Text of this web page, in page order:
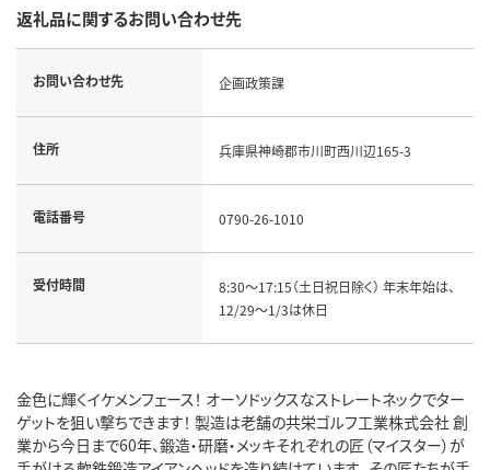
返礼品に関するお問い合わせ先
お問い合わせ先 企画政策課
住所 兵庫県神崎郡市川町西川辺165-3
電話番号 0790-26-1010
受付時間
8:30～17:15（土日祝日除く） 年末年始は、
12/29～1/3は休日
金色に輝くイケメンフェース！ オーソドックスなストレートネックでター
ゲットを狙い撃ちできます！ 製造は老舗の共栄ゴルフ工業株式会社 創
業から今日まで60年、鍛造・研磨・メッキそれぞれの匠（マイスター）が